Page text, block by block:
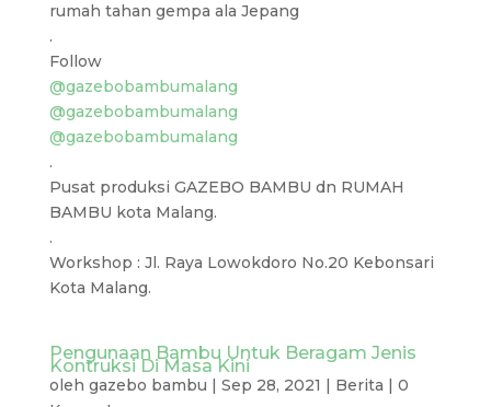
rumah tahan gempa ala Jepang
.
Follow
@gazebobambumalang
@gazebobambumalang
@gazebobambumalang
.
Pusat produksi GAZEBO BAMBU dn RUMAH
BAMBU kota Malang.
.
Workshop : Jl. Raya Lowokdoro No.20 Kebonsari
Kota Malang.
Pengunaan Bambu Untuk Beragam Jenis
Kontruksi Di Masa Kini
oleh gazebo bambu | Sep 28, 2021 | Berita | 0